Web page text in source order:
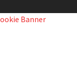
Banner